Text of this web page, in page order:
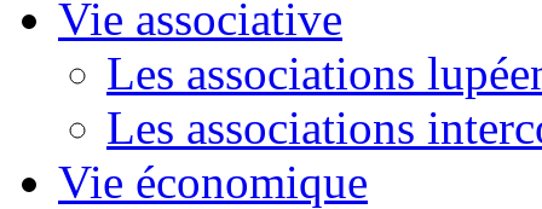
Vie associative
Les associations
Les associations
Vie économique